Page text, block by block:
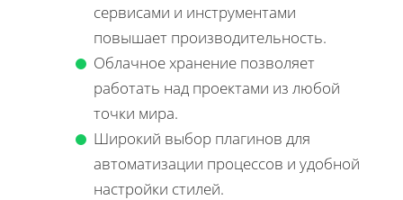
сервисами и инструментами
повышает производительность.
Облачное хранение позволяет
работать над проектами из любой
точки мира.
Широкий выбор плагинов для
автоматизации процессов и удобной
настройки стилей.